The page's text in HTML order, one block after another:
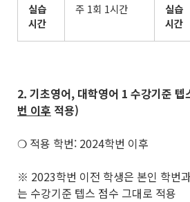
실습
시간
주 1회 1시간
실습
시간
2. 기초영어, 대학영어 1 수강기준 텝
번 이후 적용)
❍ 적용 학번: 2024학번 이후
※ 2023학번 이전 학생은 본인 학번
는 수강기준 텝스 점수 그대로 적용